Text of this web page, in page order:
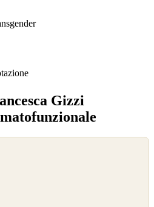
Gizzi